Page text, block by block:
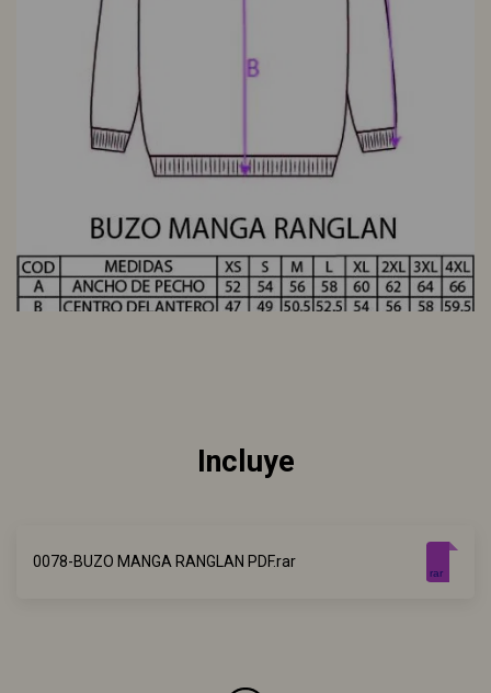
Incluye
0078-BUZO MANGA RANGLAN PDF.rar
rar